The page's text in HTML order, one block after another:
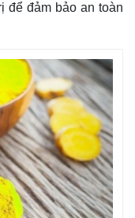
để đảm bảo an toàn